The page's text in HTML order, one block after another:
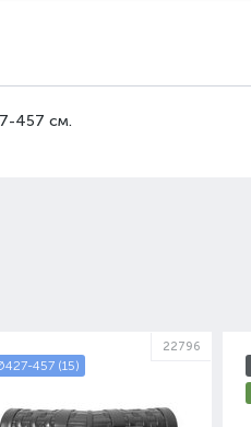
457 см.
457 (15)
22796